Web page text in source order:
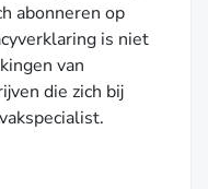
abonneren op
is niet
van
die zich bij